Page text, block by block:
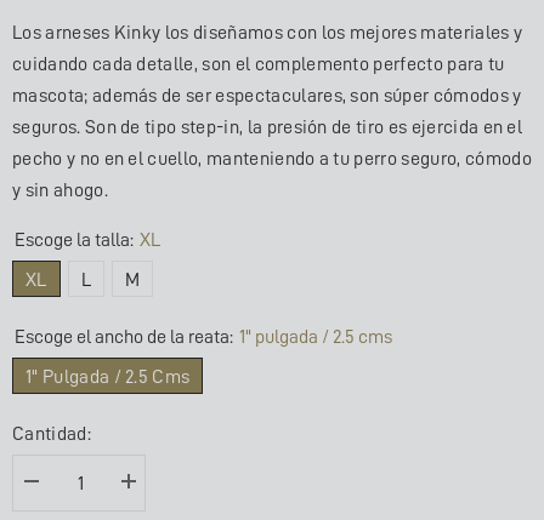
Los arneses Kinky los diseñamos con los mejores materiales y
cuidando cada detalle, son el complemento perfecto para tu
mascota; además de ser espectaculares, son súper cómodos y
seguros. Son de tipo step-in, la presión de tiro es ejercida en el
pecho y no en el cuello, manteniendo a tu perro seguro, cómodo
y sin ahogo.
Escoge la talla: XL
XL M
Escoge el ancho de la reata: 1" pulgada / 2.5 cms
1" Pulgada / 2.5 Cms
Cantidad:
Disminuir
Aumentar